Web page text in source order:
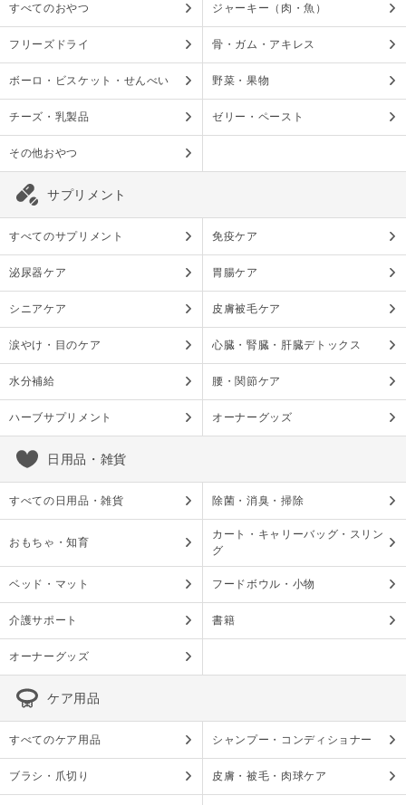
すべてのおやつ ジャーキー（肉・魚）
フリーズドライ 骨・ガム・アキレス
ボーロ・ビスケット・せんべい 野菜・果物
チーズ・乳製品 ゼリー・ペースト
その他おやつ
サプリメント
すべてのサプリメント 免疫ケア
泌尿器ケア 胃腸ケア
シニアケア 皮膚被毛ケア
涙やけ・目のケア 心臓・腎臓・肝臓デトックス
水分補給 腰・関節ケア
ハーブサプリメント オーナーグッズ
日用品・雑貨
すべての日用品・雑貨 除菌・消臭・掃除
おもちゃ・知育
カート・キャリーバッグ・スリン
グ
ベッド・マット フードボウル・小物
介護サポート 書籍
オーナーグッズ
ケア用品
すべてのケア用品 シャンプー・コンディショナー
ブラシ・爪切り 皮膚・被毛・肉球ケア